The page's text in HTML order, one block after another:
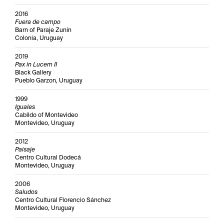
2016
Fuera de campo
Barn of Paraje Zunín
Colonia, Uruguay
2019
Pax in Lucem II
Black Gallery
Pueblo Garzon, Uruguay
1999
Iguales
Cabildo of Montevideo
Montevideo, Uruguay
2012
Paisaje
Centro Cultural Dodecá
Montevideo, Uruguay
2006
Saludos
Centro Cultural Florencio Sánchez
Montevideo, Uruguay